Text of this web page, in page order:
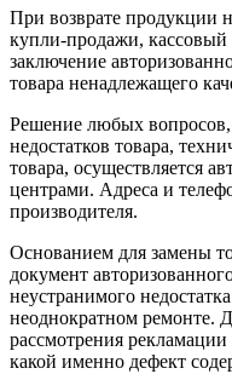
При возврате продукции
купли-продажи, кассовый
заключение
товара ненадлежащего
Решение любых
недостатков товара,
товара, осуществляется
центрами. Адреса и
производителя.
Основанием для замены
документ
неустранимого
неоднократном ремонте.
рассмотрения
какой именно дефект